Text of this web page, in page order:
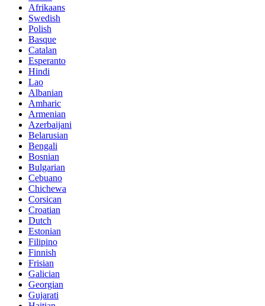
Afrikaans
Swedish
Polish
Basque
Catalan
Esperanto
Hindi
Lao
Albanian
Amharic
Armenian
Azerbaijani
Belarusian
Bengali
Bosnian
Bulgarian
Cebuano
Chichewa
Corsican
Croatian
Dutch
Estonian
Filipino
Finnish
Frisian
Galician
Georgian
Gujarati